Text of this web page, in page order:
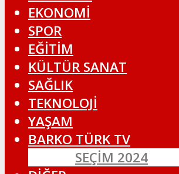
EKONOMİ
SPOR
EĞİTİM
KÜLTÜR SANAT
SAĞLIK
TEKNOLOJİ
YAŞAM
BARKO TÜRK TV
SEÇIM 2024